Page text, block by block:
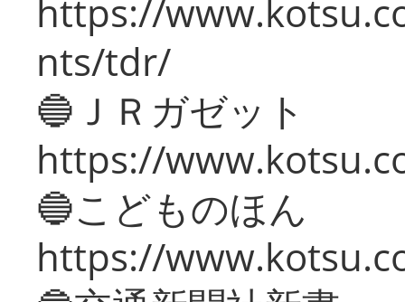
https://
nts/tdr/
🔵ＪＲガゼット
https://
🔵こどものほん
https://